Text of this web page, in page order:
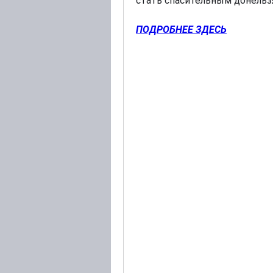
ПОДРОБНЕЕ ЗДЕСЬ